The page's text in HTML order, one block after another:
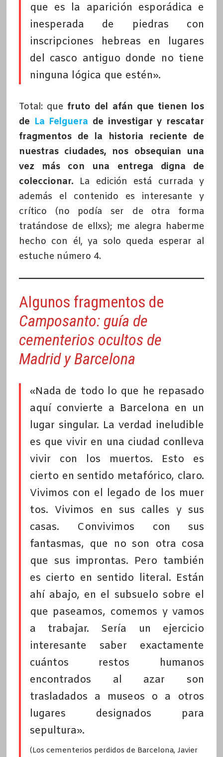
que es la aparición esporádica e
inesperada de piedras con
inscripciones hebreas en lugares
del casco antiguo donde no tiene
ninguna lógica que estén».
Total: que fruto del afán que tienen los
de La Felguera de investigar y rescatar
fragmentos de la historia reciente de
nuestras ciudades, nos obsequian una
vez más con una entrega digna de
coleccionar. La edición está currada y
además el contenido es interesante y
crítico (no podía ser de otra forma
tratándose de ellxs); me alegra haberme
hecho con él, ya solo queda esperar al
estuche número 4.
Algunos fragmentos de
Camposanto: guía de
cementerios ocultos de
Madrid y Barcelona
«Nada de todo lo que he repasado
aquí convierte a Barcelona en un
lugar singular. La verdad ineludible
es que vivir en una ciudad conlleva
vivir con los muertos. Esto es
cierto en sentido metafórico, claro.
Vivimos con el legado de los muer
tos. Vivimos en sus calles y sus
casas. Convivimos con sus
fantasmas, que no son otra cosa
que sus improntas. Pero también
es cierto en sentido literal. Están
ahí abajo, en el subsuelo sobre el
que paseamos, comemos y vamos
a trabajar. Sería un ejercicio
interesante saber exactamente
cuántos restos humanos
encontrados al azar son
trasladados a museos o a otros
lugares designados para
sepultura».
(Los cementerios perdidos de Barcelona, Javier